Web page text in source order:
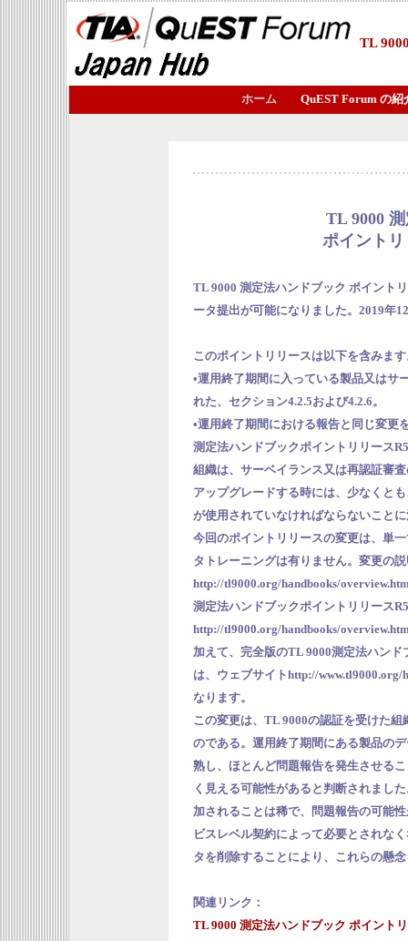
TL
ホーム QuEST Forum の紹
TL 9000
ポイント
TL 9000 測定法ハンドブック ポイント
ータ提出が可能になりました。2019年
このポイントリリースは以下を含みま
•運用終了期間に入っている製品又はサ
れた、セクション4.2.5および4.2.6。
•運用終了期間における報告と同じ変更
測定法ハンドブックポイントリリース
組織は、サーベイランス又は再認証審
アップグレードする時には、少なくと
が使用されていなければならないこと
今回のポイントリリースの変更は、単
タトレーニングは有りません。変更の
http://tl9000.org/handbooks/
測定法ハンドブックポイントリリース
http://tl9000.org/handbooks/
加えて、完全版のTL 9000測定法ハン
は、ウェブサイトhttp://
なります。
この変更は、TL 9000の認証を受けた
のである。運用終了期間にある製品の
熟し、ほとんど問題報告を発生させる
く見える可能性があると判断されまし
加されることは稀で、問題報告の可能
ビスレベル契約によって必要とされな
タを削除することにより、これらの懸
関連リンク：
TL 9000 測定法ハンドブック ポイント